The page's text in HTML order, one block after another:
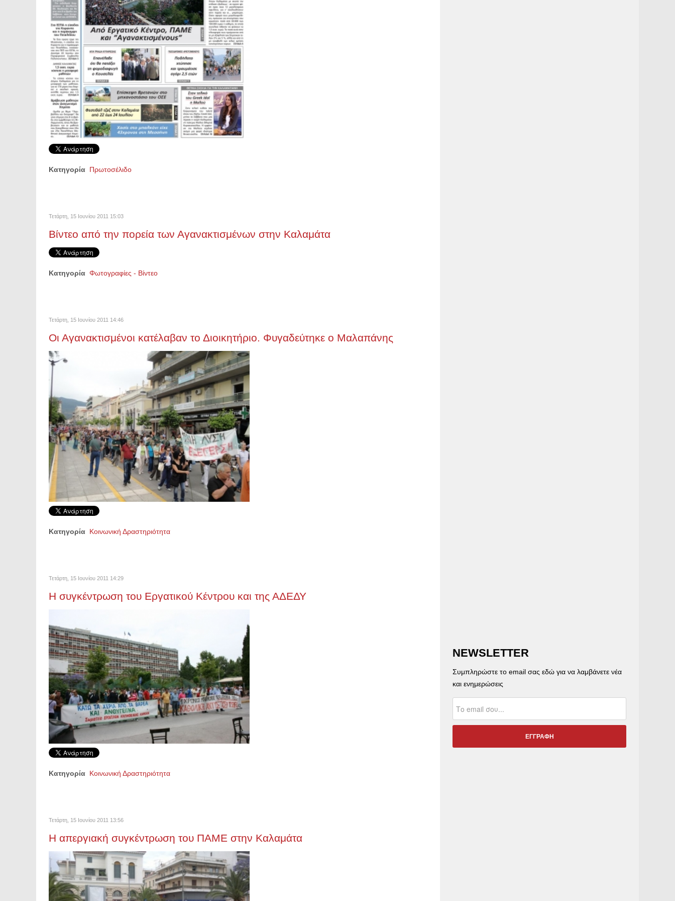
Κατηγορία Πρωτοσέλιδο
Τετάρτη, 15 Ιουνίου 2011 15:03
Βίντεο από την πορεία των Αγανακτισμένων στην Καλαμάτα
Κατηγορία Φωτογραφίες - Βίντεο
Τετάρτη, 15 Ιουνίου 2011 14:46
Οι Αγανακτισμένοι κατέλαβαν το Διοικητήριο. Φυγαδεύτηκε ο Μαλαπάνης
Κατηγορία Κοινωνική Δραστηριότητα
Τετάρτη, 15 Ιουνίου 2011 14:29
Η συγκέντρωση του Εργατικού Κέντρου και της ΑΔΕΔΥ
Κατηγορία Κοινωνική Δραστηριότητα
Τετάρτη, 15 Ιουνίου 2011 13:56
Η απεργιακή συγκέντρωση του ΠΑΜΕ στην Καλαμάτα
NEWSLETTER
Συμπληρώστε το email σας εδώ για να λαμβάνετε νέα
και ενημερώσεις